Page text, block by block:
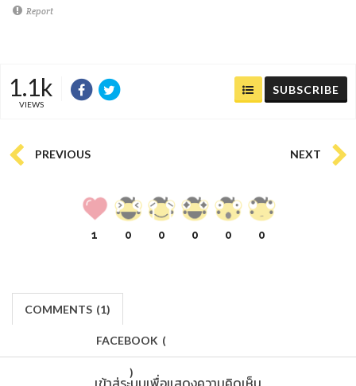
Report
1.1k
VIEWS
SUBSCRIBE
PREVIOUS NEXT
1 0 0 0 0 0
COMMENTS (1)
FACEBOOK (
)